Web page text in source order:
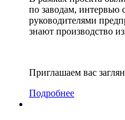
по заводам, интервью
руководителями
знают производство
Приглашаем вас
Подробнее